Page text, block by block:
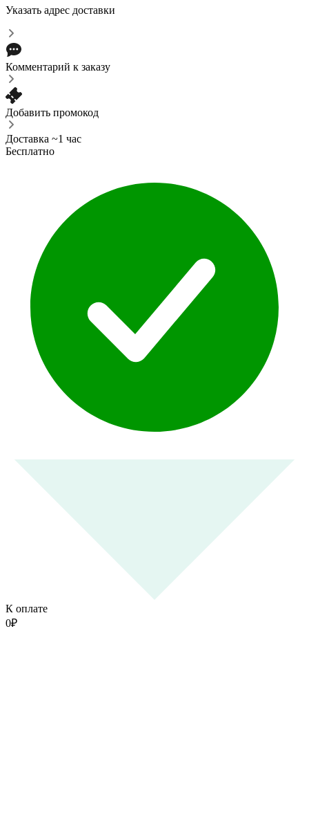
Указать адрес доставки
Комментарий к заказу
Добавить промокод
Доставка ~1 час
Бесплатно
К оплате
0₽